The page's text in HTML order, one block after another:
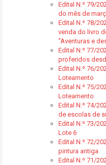
Edital N.º 79/
do mês de
Edital N.º 78/
venda do livro
"Aventuras e
Edital N.º 77/
proferidos
Edital N.º 76/
Loteamento
Edital N.º 75/
Loteamento
Edital N.º 74/
de escolas de
Edital N.º 73/
Lote 6
Edital N.º 72/
pintura antiga
Edital N.º 71/